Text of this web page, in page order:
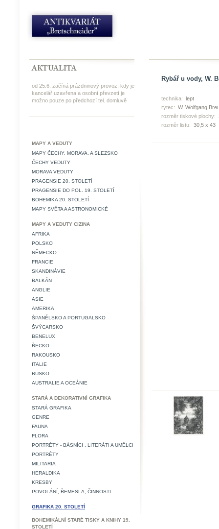
od 25.6. začíná prázdninový provoz, kdy je
kancelář uzavřena a osobní převzetí je
možno pouze po předchozí tel. domluvě
MAPY A VEDUTY
MAPY ČECHY, MORAVA, A SLEZSKO
ČECHY VEDUTY
MORAVA VEDUTY
PRAGENSIE 20. STOLETÍ
PRAGENSIE DO POL. 19. STOLETÍ
BOHEMIKA 20. STOLETÍ
MAPY SVĚTA A ASTRONOMICKÉ
MAPY A VEDUTY CIZINA
AFRIKA
POLSKO
NĚMECKO
FRANCIE
SKANDINÁVIE
BALKÁN
ANGLIE
ASIE
AMERIKA
ŠPANĚLSKO A PORTUGALSKO
ŠVÝCARSKO
BENELUX
ŘECKO
RAKOUSKO
ITALIE
RUSKO
AUSTRALIE A OCEÁNIE
STARÁ A DEKORATIVNÍ GRAFIKA
STARÁ GRAFIKA
GENRE
FAUNA
FLORA
PORTRÉTY - BÁSNÍCI , LITERÁTI A UMĚLCI
PORTRÉTY
MILITARIA
HERALDIKA
KRESBY
POVOLÁNÍ, ŘEMESLA, ČINNOSTI.
GRAFIKA 20. STOLETÍ
BOHEMIKÁLNÍ STARÉ TISKY A KNIHY 19.
STOLETÍ
Rybář u vody, W.
technika: lept
rytec: W. Wolfgang
rozměr tiskové plochy:
rozměr listu: 30,5 x 43